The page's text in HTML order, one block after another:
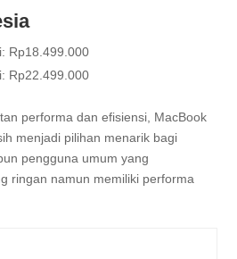
Rp18.499.000
Rp22.499.000
performa dan efisiensi, MacBook
menjadi pilihan menarik bagi
pengguna umum yang
ringan namun memiliki performa